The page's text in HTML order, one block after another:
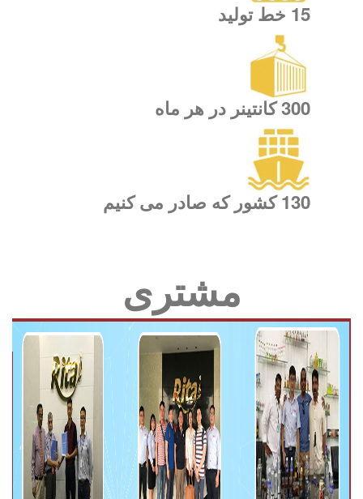
15 خط تولید
300 کانتینر در هر ماه
130 کشور که صادر می کنیم
مشتری